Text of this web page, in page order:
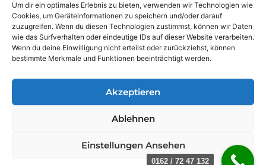
Um dir ein optimales Erlebnis zu bieten, verwenden wir Technologien wie
Cookies, um Geräteinformationen zu speichern und/oder darauf
zuzugreifen. Wenn du diesen Technologien zustimmst, können wir Daten
wie das Surfverhalten oder eindeutige IDs auf dieser Website verarbeiten.
Wenn du deine Einwilligung nicht erteilst oder zurückziehst, können
bestimmte Merkmale und Funktionen beeinträchtigt werden.
Akzeptieren
Ablehnen
Einstellungen Ansehen
Rohrreinigung Hannover
Rohrreinigung Bremen
Rohrreinigung Kassel
Sanitär Experten
Notdienst.
0162 / 72 47 132